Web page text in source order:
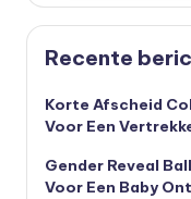
Recente
Korte Afscheid
Voor Een
Gender Reveal
Voor Een Baby